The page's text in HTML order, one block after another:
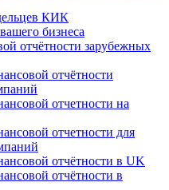
КИК
бизнеса
отчётности зарубежных
отчётности
отчетности на
отчетности для
отчётности в UK
отчётности в